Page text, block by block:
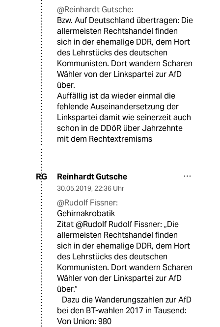
@Reinhardt Gutsche:
Bzw. Auf Deutschland übertragen: Die
allermeisten Rechtshandel finden
sich in der ehemalige DDR, dem Hort
des Lehrstücks des deutschen
Kommunisten. Dort wandern Scharen
Wähler von der Linkspartei zur AfD
über.
Auffällig ist da wieder einmal die
fehlende Auseinandersetzung der
Linkspartei damit wie seinerzeit auch
schon in de DDöR über Jahrzehnte
mit dem Rechtextremisms
RG Reinhardt Gutsche
30.05.2019, 22:36 Uhr
@Rudolf Fissner:
Gehirnakrobatik
Zitat @Rudolf Rudolf Fissner: „Die
allermeisten Rechtshandel finden
sich in der ehemalige DDR, dem Hort
des Lehrstücks des deutschen
Kommunisten. Dort wandern Scharen
Wähler von der Linkspartei zur AfD
über.“
Dazu die Wanderungszahlen zur AfD
bei den BT-wahlen 2017 in Tausend:
Von Union: 980